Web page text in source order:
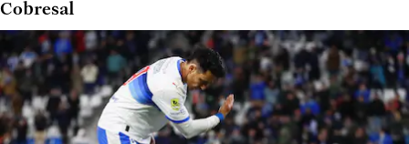
Cobresal